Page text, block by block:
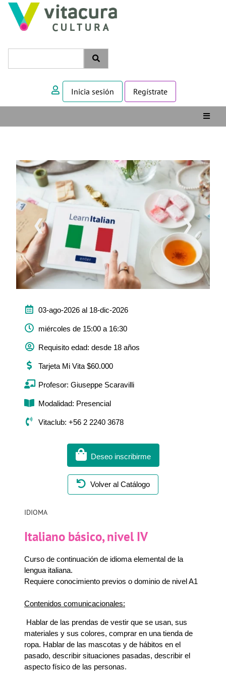
Inicia sesión Regístrate
❮ ❯
03-ago-2026 al 18-dic-2026
miércoles de 15:00 a 16:30
Requisito edad: desde 18 años
Tarjeta Mi Vita $60.000
Profesor: Giuseppe Scaravilli
Modalidad: Presencial
Vitaclub: +56 2 2240 3678
Deseo inscribirme
Volver al Catálogo
IDIOMA
Italiano básico, nivel IV
Curso de continuación de idioma elemental de la
lengua italiana.
Requiere conocimiento previos o dominio de nivel A1
Contenidos comunicacionales:
Hablar de las prendas de vestir que se usan, sus
materiales y sus colores, comprar en una tienda de
ropa. Hablar de las mascotas y de hábitos en el
pasado, describir situaciones pasadas, describir el
aspecto físico de las personas.